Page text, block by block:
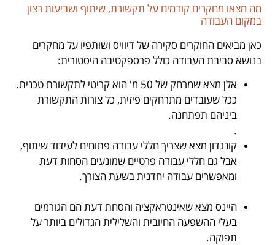
מה מצאו מחקרים קודמים על תקשורת, שיתוף ושביעות רצון
במקום העבודה
כאן מביאים החוקרים סקירה של דיוויס ושותפיו על מחקרים
בנושא סביבת העבודה כולל פרספקטיבה היסטורית:
אלן מצא שמרחק של 50 מ' הוא קריטי לתקשורת טכנית.
ככל שעובדים מתרחקים פיזית, כל צורות התקשורת
ביניהם תפתחנה.
.
קונגדון מצא שצריך חללי עבודה פתוחים לעידוד שיתוף,
אבל גם חללי עבודה פרטיים שמונעים הסחות דעת
ומאפשרים עבודה יחדנית בשעת הצורך.
היינס מצא שאינטראקציה והסחת דעת הם הגורמים
בעלי ההשפעה החיובית והשלילית הגדולים ביותר על
תפוקה.